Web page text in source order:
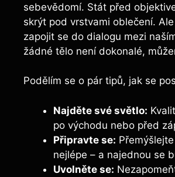
sebevědomí. Stát před
skrýt pod vrstvami oblečení.
zapojit se do dialogu mezi
žádné tělo není dokonalé,
Podělím se o pár tipů, jak se
Najděte své světlo:
po východu nebo před
Připravte se:
nejlépe – a najednou se
Uvolněte se: